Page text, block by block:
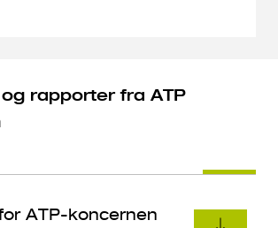
rapporter fra ATP
ATP-koncernen